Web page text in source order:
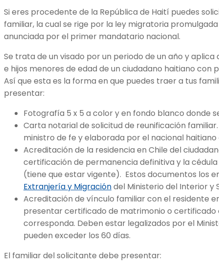
Si eres procedente de la República de Haití puedes
familiar, la cual se rige por la ley migratoria
anunciada por el primer mandatario nacional.
Se trata de un visado por un periodo de un año y aplica
e hijos menores de edad de un ciudadano haitiano con
Así que esta es la forma en que puedes traer a tus
presentar:
Fotografía 5 x 5 a color y en fondo blanco donde
Carta notarial de solicitud de reunificación
ministro de fe y elaborada por el nacional haitiano
Acreditación de la residencia en Chile del
certificación de permanencia definitiva y la
(tiene que estar vigente). Estos documentos los
Extranjería y Migracióndel Ministerio del Interior y
Acreditación de vínculo familiar con el residente
presentar certificado de matrimonio o certificado
corresponda. Deben estar legalizados por el
pueden exceder los 60 días.
El familiar del solicitante debe presentar: